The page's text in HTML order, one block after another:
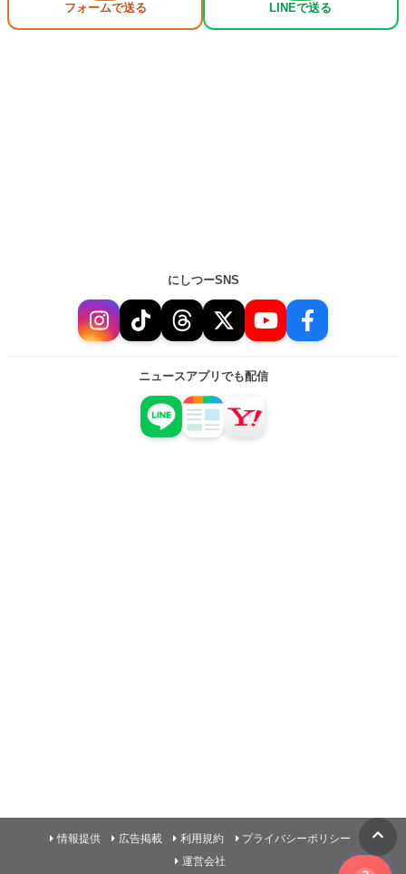
フォームで送る LINEで送る
にしつーSNS
ニュースアプリでも配信
情報提供 広告掲載 利用規約
プライバシーポリシー
運営会社